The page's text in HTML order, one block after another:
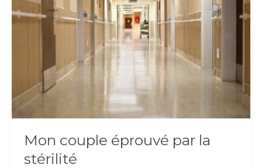
Mon couple éprouvé par la
stérilité